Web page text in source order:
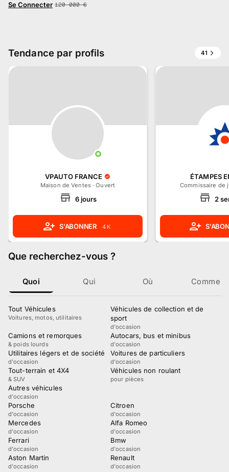
Se Connecter 120 000 €
Tendance par profils 41
VPAUTO FRANCE
Maison de Ventes·Ouvert
6 jours
S'ABONNER 4 K
ÉTAMPES
Commissaire de
2
Que recherchez-vous ?
Quoi Qui Où Comment
Tout Véhicules
Voitures, motos, utilitaires
Véhicules de collection et de
sport
d'occasion
Camions et remorques
& poids lourds
Autocars, bus et minibus
d'occasion
Utilitaires légers et de société
d'occasion
Voitures de particuliers
d'occasion
Tout-terrain et 4X4
& SUV
Véhicules non roulant
pour pièces
Autres véhicules
d'occasion
Porsche
d'occasion
Citroen
d'occasion
Mercedes
d'occasion
Alfa Romeo
d'occasion
Ferrari
d'occasion
Bmw
d'occasion
Aston Martin
d'occasion
Renault
d'occasion